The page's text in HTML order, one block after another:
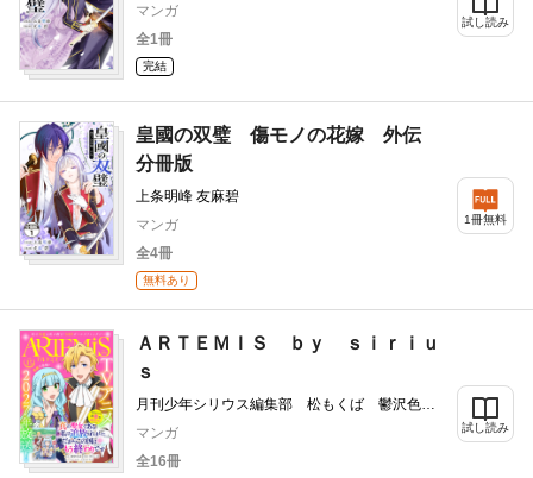
マンガ
全1冊
完結
試し読み
皇國の双璧 傷モノの花嫁 外伝
分冊版
上条明峰 友麻碧
マンガ
全4冊
無料あり
1冊無料
ＡＲＴＥＭＩＳ ｂｙ ｓｉｒｉｕ
ｓ
月刊少年シリウス編集部 松もくば 鬱沢色
素 ぷきゅのすけ 水辺チカ 星彼方 ペペロ
豆ノ介 田中文 冬葉つがる 泉乃せん 花邑
マンガ
全16冊
試し読み